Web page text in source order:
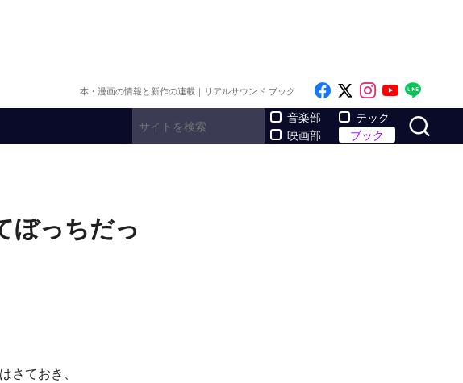
本・漫画の情報と新作の連載｜リアルサウンド ブック Like on Facebook
Follow on x
Follow on
Follow
音楽部
映画部
テック
ブック
ぼっちだっ
ておき、